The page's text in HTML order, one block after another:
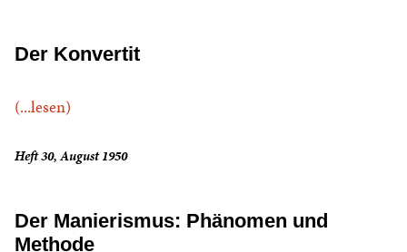
Der Konvertit
(...lesen)
Heft 30, August 1950
Der Manierismus: Phänomen und
Methode